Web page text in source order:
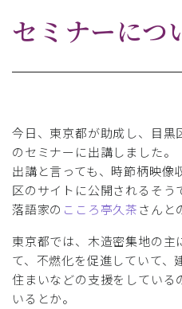
セミナーにつ
今日、東京都が助成し、目
のセミナーに出講しました。
出講と言っても、時節柄映像
区のサイトに公開されるそう
落語家の こころ亭久茶さんと
東京都では、木造密集地の
て、不燃化を促進していて、
住まいなどの支援をしている
いるとか。